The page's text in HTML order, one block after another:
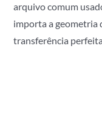
arquivo comum
importa a geometria
transferência